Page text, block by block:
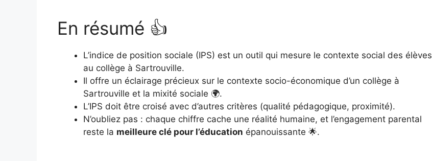
En résumé 👍
L’indice de position sociale (IPS) est un outil qui mesure le contexte social des élèves
au collège à Sartrouville.
Il offre un éclairage précieux sur le contexte socio-économique d’un collège à
Sartrouville et la mixité sociale 🌍.
L’IPS doit être croisé avec d’autres critères (qualité pédagogique, proximité).
N’oubliez pas : chaque chiffre cache une réalité humaine, et l’engagement parental
reste la meilleure clé pour l’éducation épanouissante 🌟.